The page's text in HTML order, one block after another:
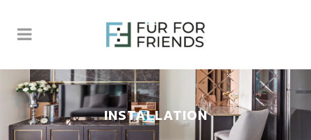
INSTALLATION